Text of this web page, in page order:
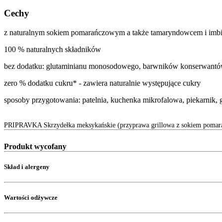
Cechy
z naturalnym sokiem pomarańczowym a także tamaryndowcem i
100 % naturalnych składników
bez dodatku: glutaminianu monosodowego, barwników
zero % dodatku cukru* - zawiera naturalnie występujące cukry
sposoby przygotowania: patelnia, kuchenka mikrofalowa, piekarnik,
PRIPRAVKA Skrzydełka meksykańskie (przyprawa grillowa z sokiem
Produkt wycofany
Skład i alergeny
Wartości odżywcze